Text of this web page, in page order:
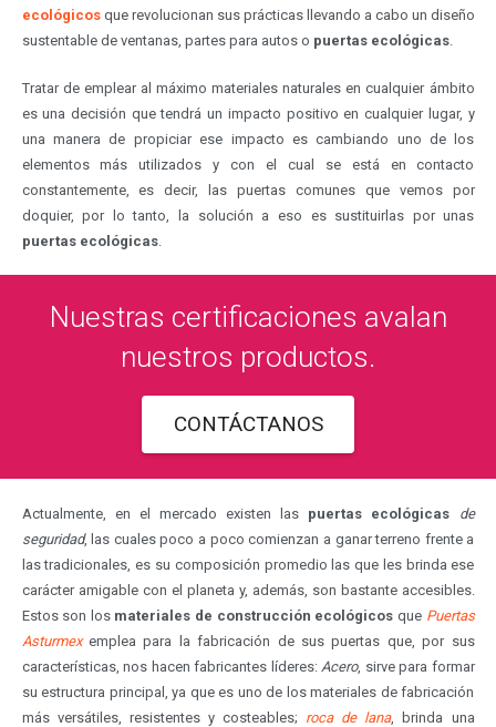
ecológicos que revolucionan sus prácticas llevando a cabo un diseño
sustentable de ventanas, partes para autos o puertas ecológicas.
Tratar de emplear al máximo materiales naturales en cualquier ámbito
es una decisión que tendrá un impacto positivo en cualquier lugar, y
una manera de propiciar ese impacto es cambiando uno de los
elementos más utilizados y con el cual se está en contacto
constantemente, es decir, las puertas comunes que vemos por
doquier, por lo tanto, la solución a eso es sustituirlas por unas
puertas ecológicas.
Nuestras certificaciones avalan
nuestros productos.
CONTÁCTANOS
Actualmente, en el mercado existen las puertas ecológicas
de
seguridad, las cuales poco a poco comienzan a ganar terreno frente a
las tradicionales, es su composición promedio las que les brinda ese
carácter amigable con el planeta y, además, son bastante accesibles.
Estos son los materiales de construcción ecológicos que Puertas
Asturmex emplea para la fabricación de sus puertas que, por sus
características, nos hacen fabricantes líderes: Acero, sirve para formar
su estructura principal, ya que es uno de los materiales de fabricación
más versátiles, resistentes y costeables; roca de lana, brinda una